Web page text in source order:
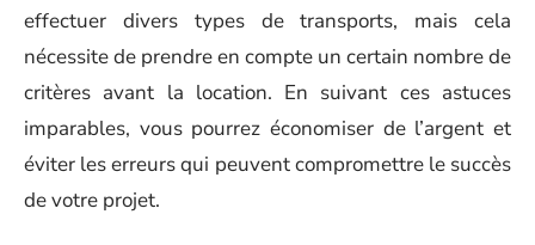
effectuer divers types de transports, mais cela
nécessite de prendre en compte un certain nombre de
critères avant la location. En suivant ces astuces
imparables, vous pourrez économiser de l’argent et
éviter les erreurs qui peuvent compromettre le succès
de votre projet.